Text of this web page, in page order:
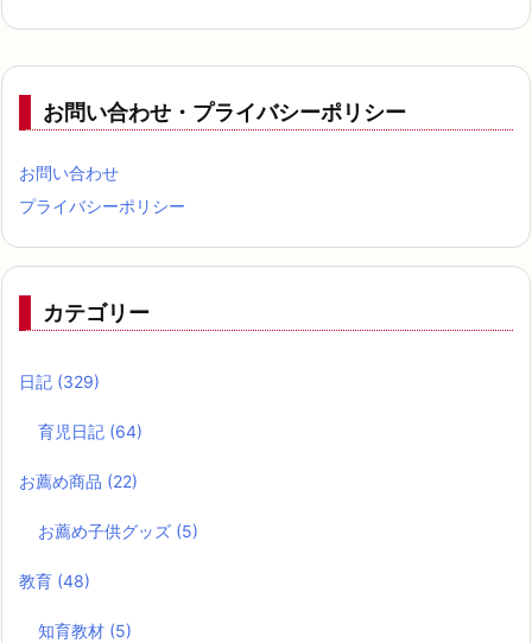
お問い合わせ・プライバシーポリシー
お問い合わせ
プライバシーポリシー
カテゴリー
日記 (329)
育児日記 (64)
お薦め商品 (22)
お薦め子供グッズ (5)
教育 (48)
知育教材 (5)